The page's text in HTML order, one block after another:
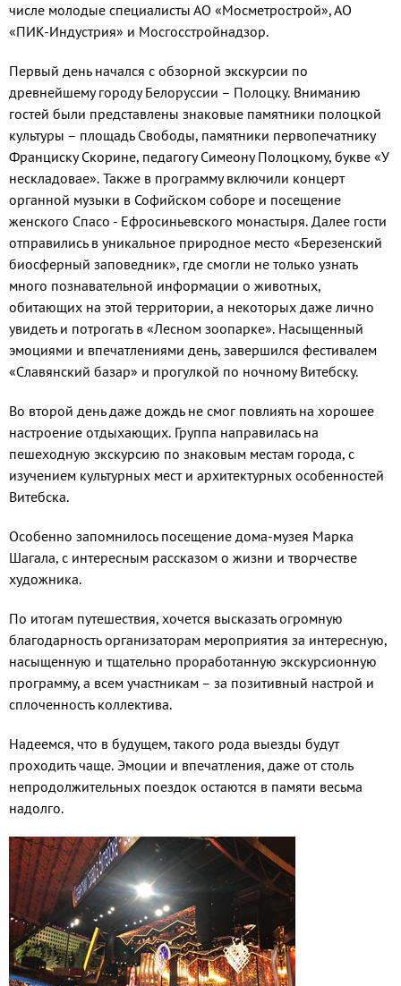
числе молодые специалисты АО «Мосметрострой», АО
«ПИК-Индустрия» и Мосгосстройнадзор.
Первый день начался с обзорной экскурсии по
древнейшему городу Белоруссии – Полоцку. Вниманию
гостей были представлены знаковые памятники полоцкой
культуры – площадь Свободы, памятники первопечатнику
Франциску Скорине, педагогу Симеону Полоцкому, букве «У
нескладовае». Также в программу включили концерт
органной музыки в Софийском соборе и посещение
женского Спасо - Ефросиньевского монастыря. Далее гости
отправились в уникальное природное место «Березенский
биосферный заповедник», где смогли не только узнать
много познавательной информации о животных,
обитающих на этой территории, а некоторых даже лично
увидеть и потрогать в «Лесном зоопарке». Насыщенный
эмоциями и впечатлениями день, завершился фестивалем
«Славянский базар» и прогулкой по ночному Витебску.
Во второй день даже дождь не смог повлиять на хорошее
настроение отдыхающих. Группа направилась на
пешеходную экскурсию по знаковым местам города, с
изучением культурных мест и архитектурных особенностей
Витебска.
Особенно запомнилось посещение дома-музея Марка
Шагала, с интересным рассказом о жизни и творчестве
художника.
По итогам путешествия, хочется высказать огромную
благодарность организаторам мероприятия за интересную,
насыщенную и тщательно проработанную экскурсионную
программу, а всем участникам – за позитивный настрой и
сплоченность коллектива.
Надеемся, что в будущем, такого рода выезды будут
проходить чаще. Эмоции и впечатления, даже от столь
непродолжительных поездок остаются в памяти весьма
надолго.